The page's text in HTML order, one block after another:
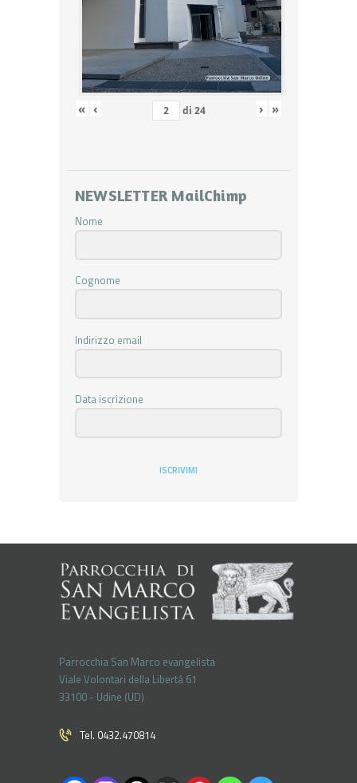
« ‹ di 24 › »
NEWSLETTER MailChimp
Nome
Cognome
Indirizzo email
Data iscrizione
ISCRIVIMI
Parrocchia San Marco evangelista
Viale Volontari della Libertá 61
33100 - Udine (UD)
Tel. 0432.470814